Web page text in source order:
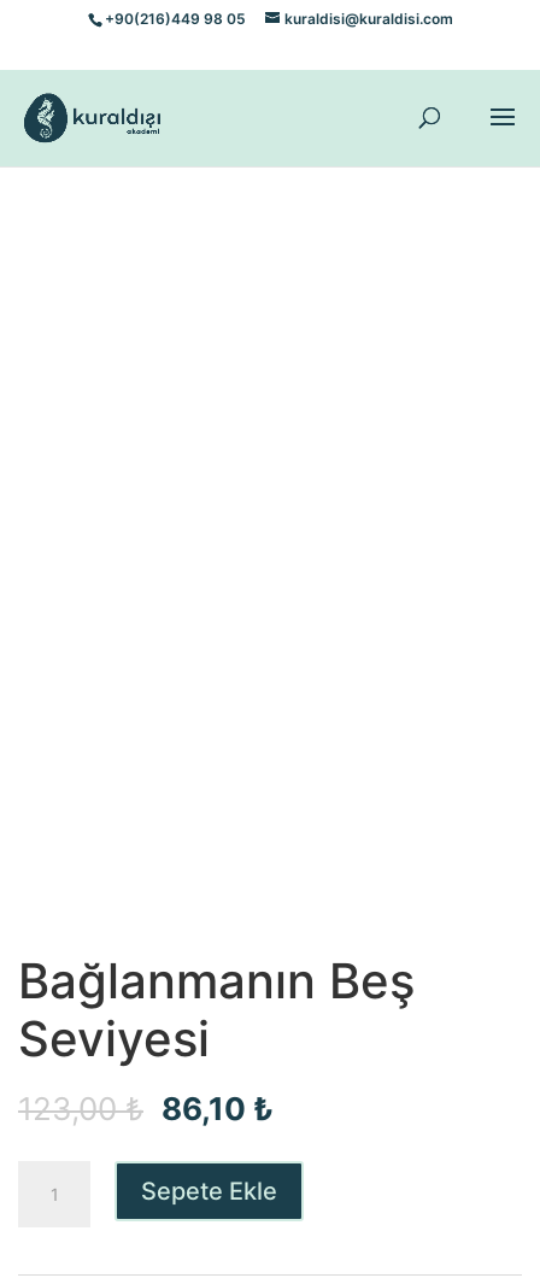
+90(216)449 98 05 kuraldisi@kuraldisi.com
Bağlanmanın Beş
Seviyesi
123,00₺ Orijinal
fiyat:
123,00 ₺.
86,10 ₺
andaki
fiyat:
Sepete Ekle